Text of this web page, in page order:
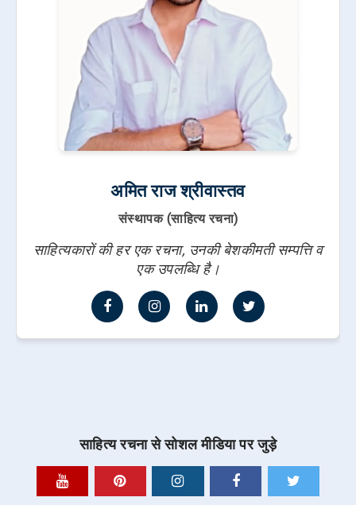
अमित राज श्रीवास्तव
संस्थापक (साहित्य रचना)
साहित्यकारों की हर एक रचना, उनकी बेशकीमती सम्पत्ति व
एक उपलब्धि है।
साहित्य रचना से सोशल मीडिया पर जुड़े